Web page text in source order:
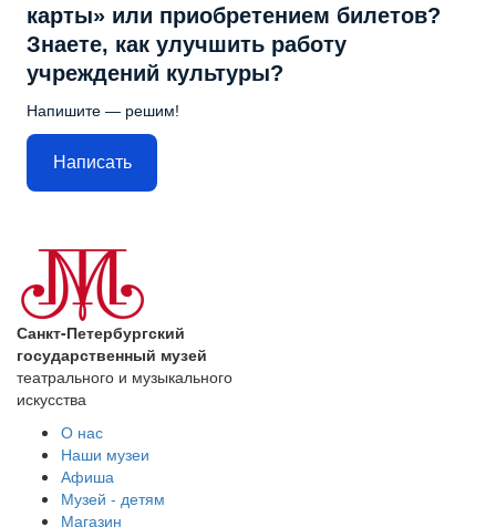
карты» или приобретением билетов?
Знаете, как улучшить работу
учреждений культуры?
Напишите — решим!
Написать
Санкт-Петербургский
государственный музей
театрального и музыкального
искусства
О нас
Наши музеи
Афиша
Музей - детям
Магазин